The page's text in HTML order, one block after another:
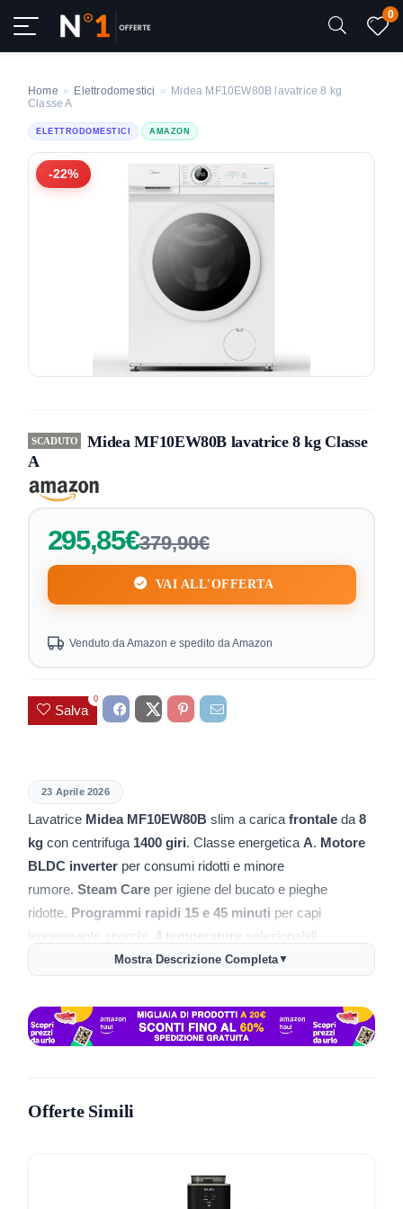
0
Home » Elettrodomestici » Midea MF10EW80B lavatrice 8 kg
Classe A
ELETTRODOMESTICI AMAZON
-22%
SCADUTO
Midea MF10EW80B lavatrice 8 kg Classe
A
295,85€379,90€
VAI ALL'OFFERTA
Venduto da Amazon e spedito da Amazon
Salva
0
23 Aprile 2026
Lavatrice Midea MF10EW80B slim a carica frontale da 8
kg con centrifuga 1400 giri. Classe energetica A. Motore
BLDC inverter per consumi ridotti e minore
rumore. Steam Care per igiene del bucato e pieghe
ridotte. Programmi rapidi 15 e 45 minuti per capi
leggermente sporchi.
4 temperature selezionabili,
40°C,60°C. Opzioni utili come partenza
🧺8 kgadatti a famiglie di 3–4 persone
♨️Steam Care
per lavaggi veloci e risparmio
Mostra Descrizione Completa▼
Offerte Simili